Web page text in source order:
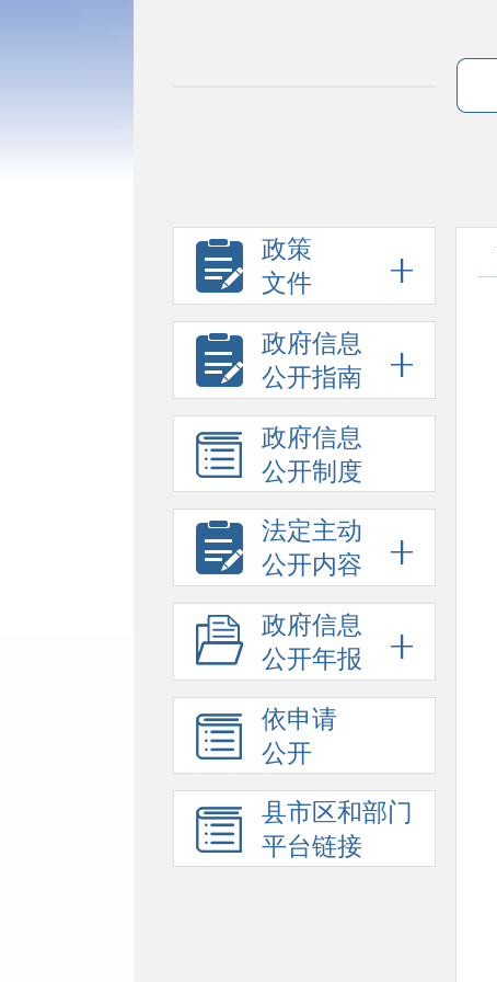
政策
文件
政府信息
公开指南
政府信息
公开制度
法定主动
公开内容
政府信息
公开年报
依申请
公开
县市区和部门
平台链接